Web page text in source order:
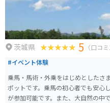
茨城県 5 （口コミ
#イベント体験
乗馬・馬術・外乗をはじめとしたさ
ポットです。乗馬の初心者でも安心
が参加可能です。また、大自然の中